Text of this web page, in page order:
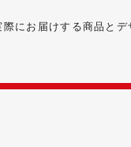
にお届けする商品と